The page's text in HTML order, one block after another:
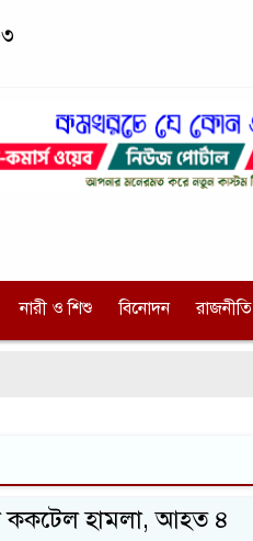
নারী ও শিশু বিনোদন রাজনীতি
ককটেল হামলা, আহত ৪